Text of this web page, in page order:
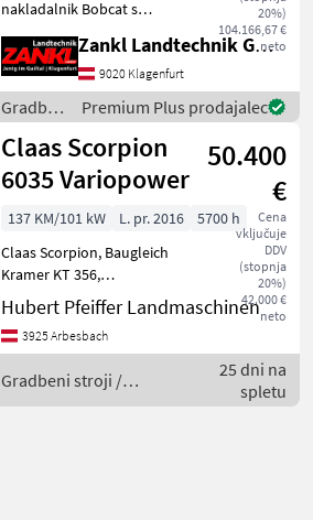
20%)
104.166,67 €
neto
nakladalnik Bobcat s
urami Takoj na voljo po
posebni ceni! 3 leta
originalne tovarniške
garancije Bobcat – velja od
prevzema
Zankl Landtechnik GmbH
9020 Klagenfurt
Gradbeni
stroji /
Bobcat
Premium Plus prodajalec
Claas Scorpion
6035 Variopower
50.400
€
Cena
vključuje
DDV
(stopnja
20%)
42.000 €
neto
137 KM/101 kW L. pr. 2016
5700 h
Claas Scorpion, Baugleich
Kramer KT 356,
Strassenzulassung,
Geräteveriegelung
hydraulisch, guter Zustandt
Palettengabel und Schaufel
auf lag
Hubert Pfeiffer Landmaschinen
3925 Arbesbach
Gradbeni stroji /
Claas
25 dni na
spletu